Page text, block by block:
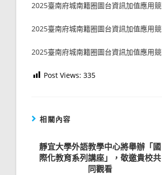
2025臺南府城南籍圈圖台資訊加值應用
2025臺南府城南籍圈圖台資訊加值應用
2025臺南府城南籍圈圖台資訊加值應用
Post Views: 335
相關內容
靜宜大學外語教學中心將舉辦「國
際化教育系列講座」，敬邀貴校共
同觀看